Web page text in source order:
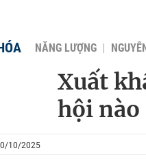
NĂNG LƯỢNG
Xuất
hội nào
10/2025